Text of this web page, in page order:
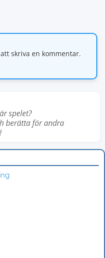
skriva en kommentar.
spelet?
berätta för andra